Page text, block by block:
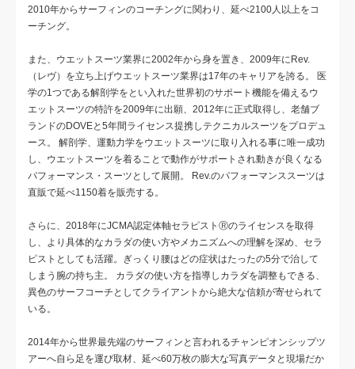
2010年からサーフィンのコーチングに関わり、延べ2100人以上をコ
ーチング。
また、ウエットスーツ業界に2002年から身を置き、2009年にRev.
（レヴ）を立ち上げウエットスーツ業界は17年のキャリアを誇る。 医
学の1つである解剖学をとい入れた世界初のサポート機能を備えるウ
エットスーツの特許を2009年に出願、2012年に正式取得し、老舗ブ
ランドのDOVEと5年間ライセンス提携しテクニカルスーツをプロデュ
ース。 解剖学、運動力学をウエットスーツに取り入れる事に唯一成功
し、ウエットスーツを着ることで動作がサポートされ動きが良くなる
パフォーマンス・スーツとして展開。 Rev.のパフォーマンススーツは
直販で延べ1150着を販売する。
さらに、2018年にJCMA認定体軸セラピストⓇのライセンスを取得
し、より具体的なカラダの使い方やメカニズムへの理解を深め、セラ
ピストとしても活躍。ぎっくり腰はどの症状はたったの5分で治して
しまう腕の持ち主。 カラダの使い方を指導しカラダを調整もできる、
異色のサーフコーチとしてクライアントから絶大な信頼が寄せられて
いる。
2014年から世界最先端のサーフィンと言われるチャンピオンシップツ
アーへ自ら足を運び取材、延べ60万枚の膨大な写真データと現場だか